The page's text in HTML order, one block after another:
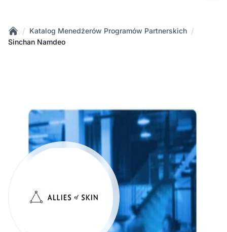
Home
/ Katalog Menedżerów Programów Partnerskich /
Sinchan Namdeo